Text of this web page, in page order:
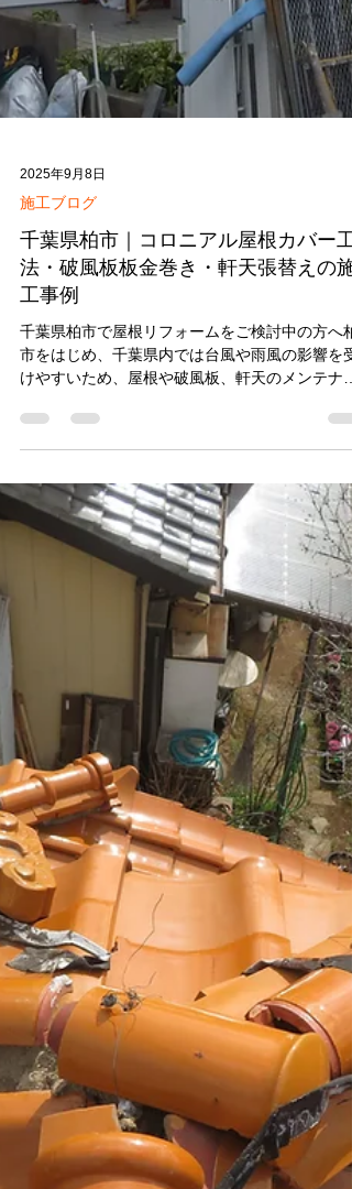
施工ブログ
千葉県柏市｜コロニアル屋根カバー工
法・破風板板金巻き・軒天張替えの施
工事例
千葉県柏市で屋根リフォームをご検討中の方へ柏
けやすいため、屋根や破風板、軒天のメンテナン
観・安心感が一度に得られます。「屋根の劣化が
気になる」「外観をきれいにしたい」「雨漏りが
心配」などのお悩みがあれば、千葉県柏市で数多
くの施工実績を持つ当社にぜひご相談ください。